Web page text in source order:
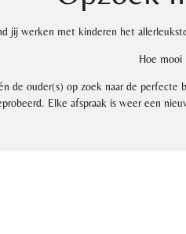
jij werken met kinderen het
Hoe
de ouder(s) op zoek naar de perfecte
Elke afspraak is weer een